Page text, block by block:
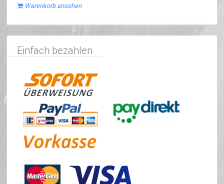
Warenkorb ansehen
Einfach bezahlen